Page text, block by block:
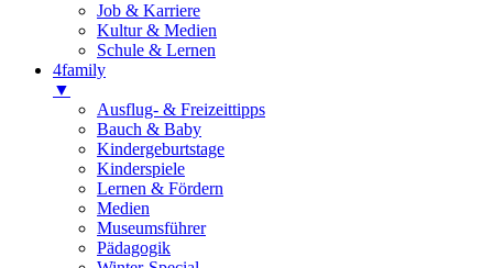
Job & Karriere
Kultur & Medien
Schule & Lernen
4family
▼
Ausflug- & Freizeittipps
Bauch & Baby
Kindergeburtstage
Kinderspiele
Lernen & Fördern
Medien
Museumsführer
Pädagogik